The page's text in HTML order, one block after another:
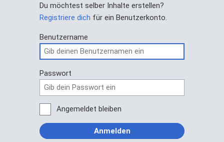
Du möchtest selber Inhalte erstellen?
Registriere dich für ein Benutzerkonto.
Benutzername
Passwort
Angemeldet bleiben
Anmelden